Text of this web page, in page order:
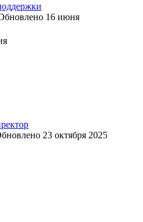
16 июня
23 октября 2025